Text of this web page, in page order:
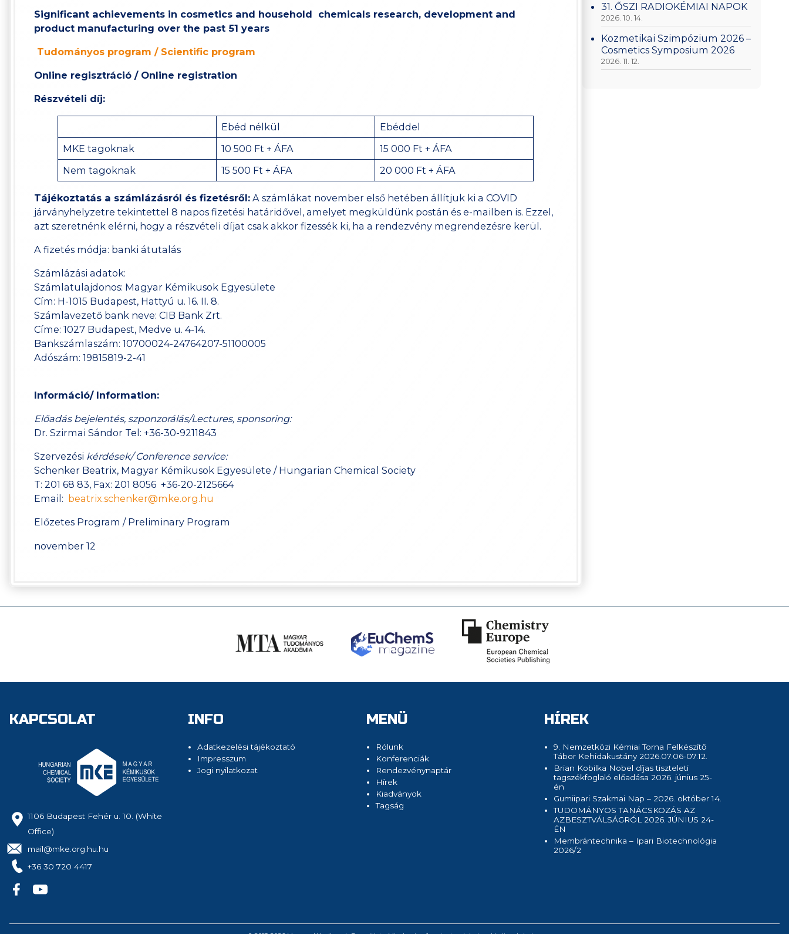
Significant achievements in cosmetics and household chemicals research, development and
product manufacturing over the past 51 years
Tudományos program / Scientific program
Online regisztráció / Online registration
Részvételi díj:
Ebéd nélkül
Ebéddel
MKE tagoknak
10 500 Ft + ÁFA
15 000 Ft + ÁFA
Nem tagoknak
15 500 Ft + ÁFA 20 000 Ft + ÁFA
Tájékoztatás a számlázásról és fizetésről: A számlákat november első hetében állítjuk ki a COVID
járványhelyzetre tekintettel 8 napos fizetési határidővel, amelyet megküldünk postán és e-mailben is. Ezzel,
azt szeretnénk elérni, hogy a részvételi díjat csak akkor fizessék ki, ha a rendezvény megrendezésre kerül.
A fizetés módja: banki átutalás
Számlázási adatok:
Számlatulajdonos: Magyar Kémikusok Egyesülete
Cím: H-1015 Budapest, Hattyú u. 16. II. 8.
Számlavezető bank neve: CIB Bank Zrt.
Címe: 1027 Budapest, Medve u. 4-14.
Bankszámlaszám: 10700024-24764207-51100005
Adószám: 19815819-2-41
Információ/ Information:
Előadás bejelentés, szponzorálás/Lectures, sponsoring:
Dr. Szirmai Sándor Tel: +36-30-9211843
Szervezési kérdések/ Conference service:
Schenker Beatrix, Magyar Kémikusok Egyesülete / Hungarian Chemical Society
T: 201 68 83, Fax: 201 8056 +36-20-2125664
Email: beatrix.schenker@mke.org.hu
Előzetes Program / Preliminary Program
november 12
31. ŐSZI RADIOKÉMIAI NAPOK
2026. 10. 14.
Kozmetikai Szimpózium 2026 –
Cosmetics Symposium 2026
2026. 11. 12.
KAPCSOLAT
1106 Budapest Fehér u. 10. (White
Office)
mail@mke.org.hu.hu
+36 30 720 4417
INFO
Adatkezelési tájékoztató
Impresszum
Jogi nyilatkozat
MENÜ
Rólunk
Konferenciák
Rendezvénynaptár
Hírek
Kiadványok
Tagság
HÍREK
9. Nemzetközi Kémiai Torna Felkészítő
Tábor Kehidakustány 2026.07.06-07.12.
Brian Kobilka Nobel díjas tiszteleti
tagszékfoglaló előadása 2026. június 25-
én
Gumiipari Szakmai Nap – 2026. október 14.
TUDOMÁNYOS TANÁCSKOZÁS AZ
AZBESZTVÁLSÁGRÓL 2026. JÚNIUS 24-
ÉN
Membrántechnika – Ipari Biotechnológia
2026/2